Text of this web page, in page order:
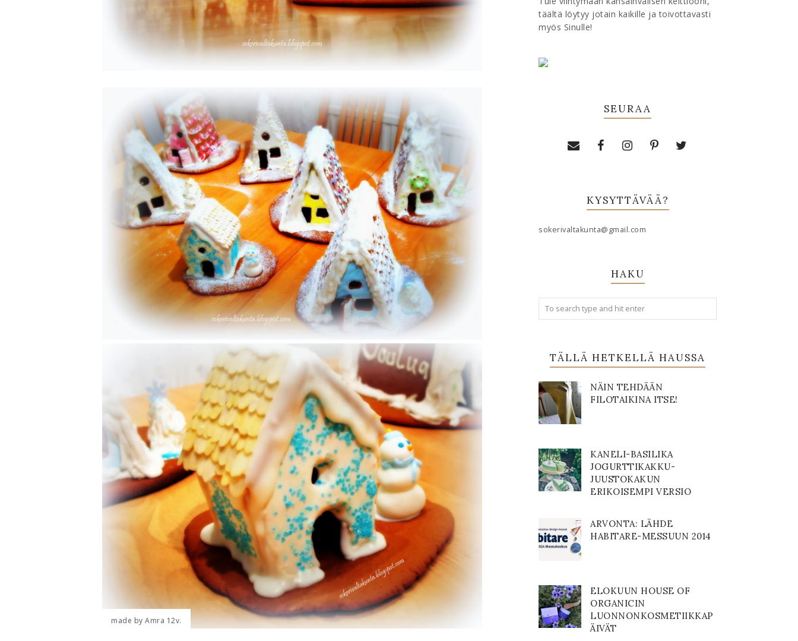
made by Amra 12v.
täältä löytyy jotain kaikille ja toivottavasti
myös Sinulle!
SEURAA
KYSYTTÄVÄÄ?
sokerivaltakunta@gmail.com
HAKU
TÄLLÄ HETKELLÄ HAUSSA
NÄIN TEHDÄÄN
FILOTAIKINA ITSE!
KANELI-BASILIKA
JOGURTTIKAKKU-
JUUSTOKAKUN
ERIKOISEMPI VERSIO
ARVONTA: LÄHDE
HABITARE-MESSUUN 2014
ELOKUUN HOUSE OF
ORGANICIN
LUONNONKOSMETIIKKAP
ÄIVÄT